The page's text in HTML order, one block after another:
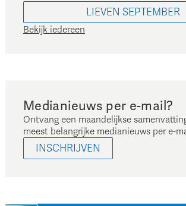
LIEVEN SEPTEMBER
Bekijk iedereen
Medianieuws per e-mail?
Ontvang een maandelijkse
meest belangrijke medianieuws per e-
INSCHRIJVEN